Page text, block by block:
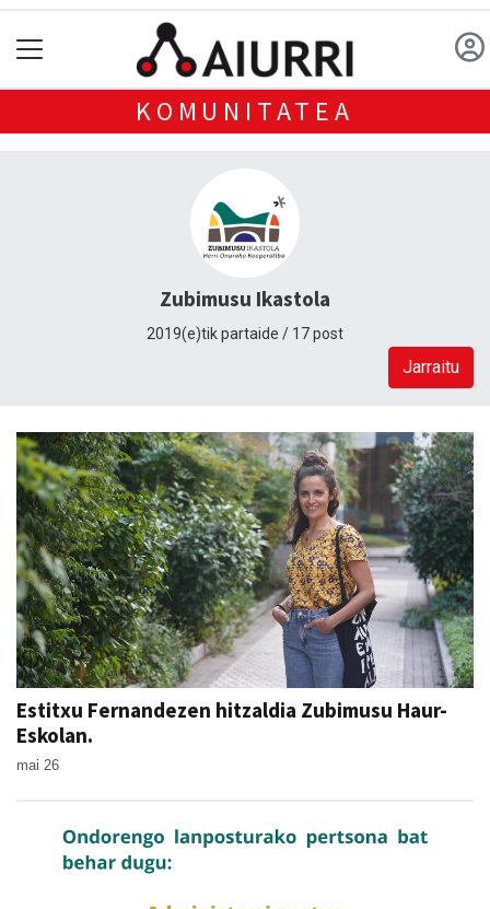
KOMUNITATEA
Zubimusu Ikastola
2019(e)tik partaide / 17 post
Jarraitu
Estitxu Fernandezen hitzaldia Zubimusu Haur-
Eskolan.
mai 26